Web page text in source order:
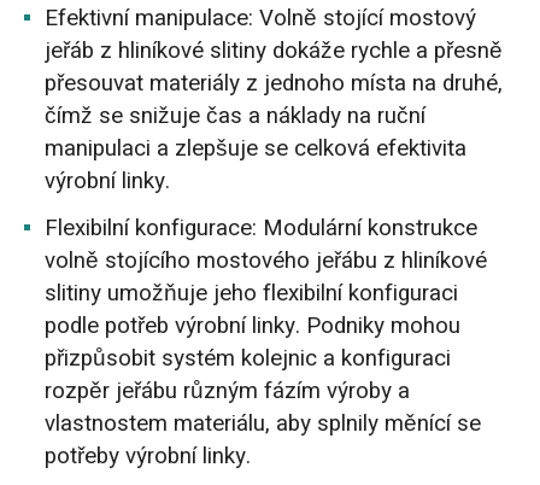
Efektivní manipulace: Volně stojící mostový
jeřáb z hliníkové slitiny dokáže rychle a přesně
přesouvat materiály z jednoho místa na druhé,
čímž se snižuje čas a náklady na ruční
manipulaci a zlepšuje se celková efektivita
výrobní linky.
Flexibilní konfigurace: Modulární konstrukce
volně stojícího mostového jeřábu z hliníkové
slitiny umožňuje jeho flexibilní konfiguraci
podle potřeb výrobní linky. Podniky mohou
přizpůsobit systém kolejnic a konfiguraci
rozpěr jeřábu různým fázím výroby a
vlastnostem materiálu, aby splnily měnící se
potřeby výrobní linky.